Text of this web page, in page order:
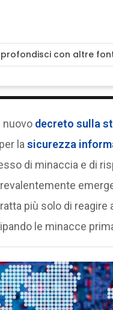
con altre
nuovo decreto sulla
lasicurezza
di minaccia e di
più solo di reagire
le minacce